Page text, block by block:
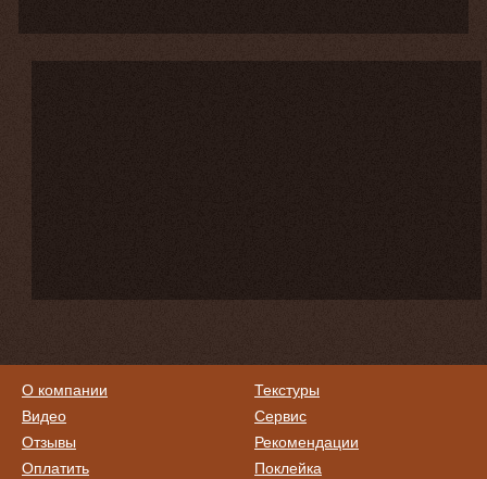
О компании
Видео
Отзывы
Оплатить
Текстуры
Сервис
Рекомендации
Поклейка